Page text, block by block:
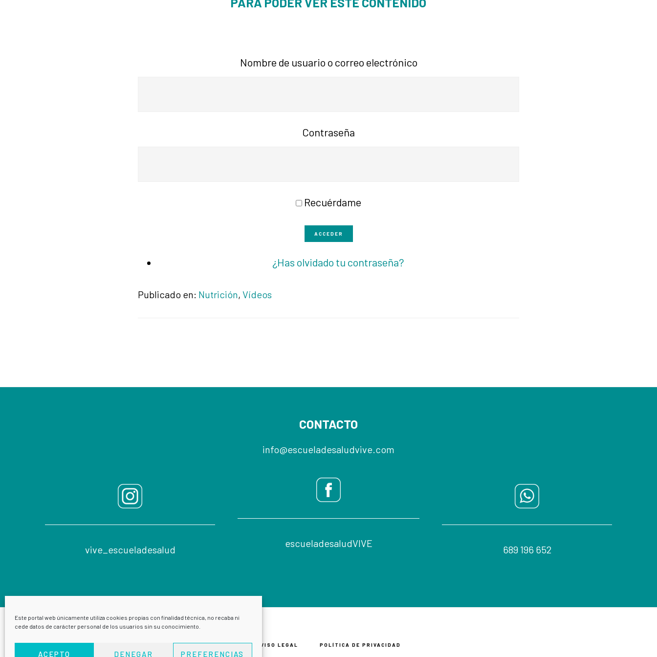
Este portal web únicamente utiliza cookies propias con finalidad técnica, no recaba ni
cede datos de carácter personal de los usuarios sin su conocimiento.
ACEPTO DENEGAR PREFERENCIAS
Nombre de usuario o correo electrónico
Contraseña
Recuérdame
ACCEDER
¿Has olvidado tu contraseña?
Publicado en: Nutrición, Vídeos
vive_escueladesalud
CONTACTO
info@escueladesaludvive.com
escueladesaludVIVE
689 196 652
AVISO LEGAL POLÍTICA DE PRIVACIDAD